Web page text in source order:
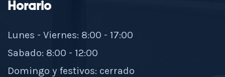
Horario
Lunes - Viernes: 8:00 - 17:00
Sabado: 8:00 - 12:00
Domingo y festivos: cerrado